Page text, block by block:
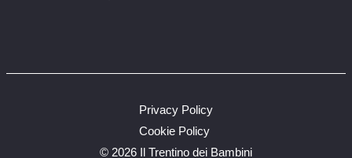
© 2026 Il Trentino dei Bambini
Privacy Policy
Cookie Policy